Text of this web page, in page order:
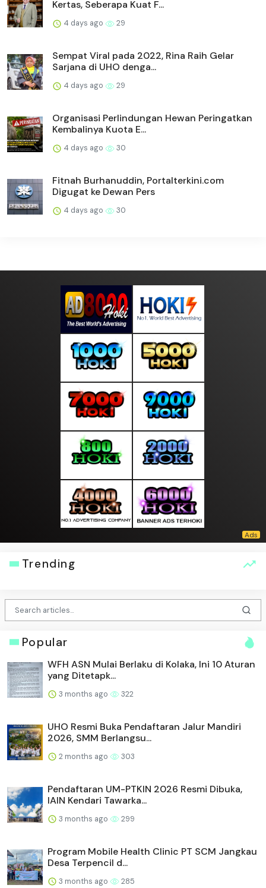
Kertas, Seberapa Kuat F...
4 days ago 29
Sempat Viral pada 2022, Rina Raih Gelar
Sarjana di UHO denga...
4 days ago 29
Organisasi Perlindungan Hewan Peringatkan
Kembalinya Kuota E...
4 days ago 30
Fitnah Burhanuddin, Portalterkini.com
Digugat ke Dewan Pers
4 days ago 30
Trending
Popular
WFH ASN Mulai Berlaku di Kolaka, Ini 10 Aturan
yang Ditetapk...
3 months ago 322
UHO Resmi Buka Pendaftaran Jalur Mandiri
2026, SMM Berlangsu...
2 months ago 303
Pendaftaran UM-PTKIN 2026 Resmi Dibuka,
IAIN Kendari Tawarka...
3 months ago 299
Program Mobile Health Clinic PT SCM Jangkau
Desa Terpencil d...
3 months ago 285